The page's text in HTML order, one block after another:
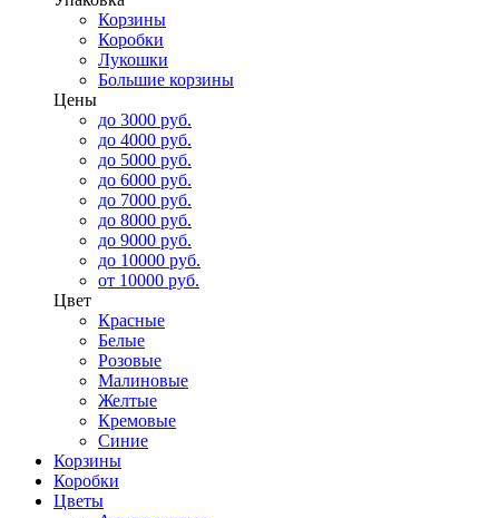
Корзины
Коробки
Лукошки
Большие корзины
Цены
до 3000 руб.
до 4000 руб.
до 5000 руб.
до 6000 руб.
до 7000 руб.
до 8000 руб.
до 9000 руб.
до 10000 руб.
от 10000 руб.
Цвет
Красные
Белые
Розовые
Малиновые
Желтые
Кремовые
Синие
Корзины
Коробки
Цветы